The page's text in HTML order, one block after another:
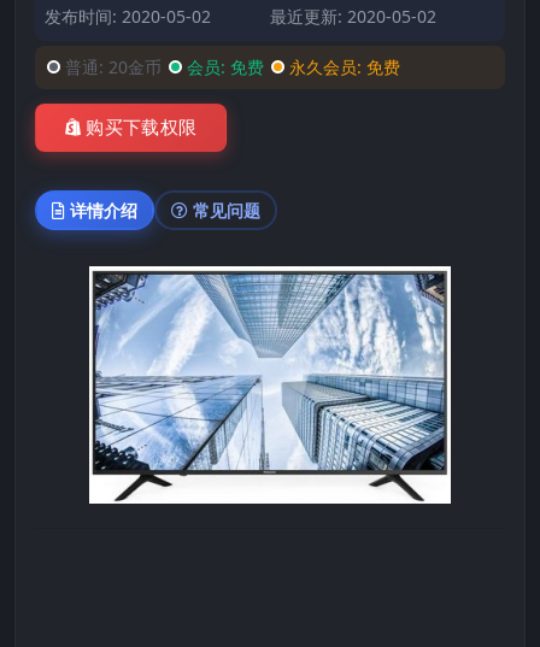
发布时间: 2020-05-02
最近更新: 2020-05-02
普通: 20金币 会员: 免费 永久会员: 免费
购买下载权限
详情介绍 常见问题